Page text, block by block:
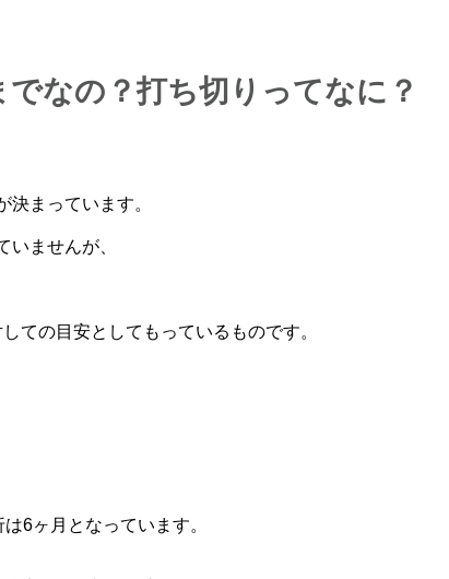
なの？打ち切りってなに？
まっています。
いませんが、
ての目安としてもっているものです。
6ヶ月となっています。